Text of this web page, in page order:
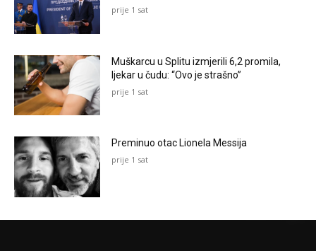
prije 1 sat
Muškarcu u Splitu izmjerili 6,2 promila,
ljekar u čudu: “Ovo je strašno”
prije 1 sat
Preminuo otac Lionela Messija
prije 1 sat